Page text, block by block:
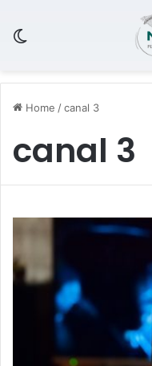
Home /canal 3
canal 3